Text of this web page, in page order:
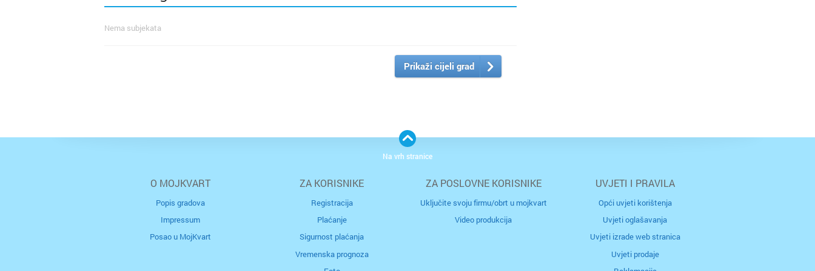
Nema subjekata
Prikaži cijeli grad
O MOJKVART
Popis gradova
Impressum
Posao u MojKvart
ZA KORISNIKE
Registracija
Plaćanje
Sigurnost plaćanja
Vremenska prognoza
ZA POSLOVNE KORISNIKE
Uključite svoju firmu/obrt u mojkvart
Video produkcija
UVJETI I PRAVILA
Opći uvjeti korištenja
Uvjeti oglašavanja
Uvjeti izrade web stranica
Uvjeti prodaje
Na vrh stranice